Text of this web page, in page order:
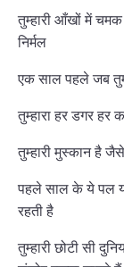
तुम्हारी आँखों में
निर्मल
एक साल पहले जब तुम
तुम्हारा हर डगर हर
तुम्हारी मुस्कान है
पहले साल के ये पल
रहती है
तुम्हारी छोटी सी